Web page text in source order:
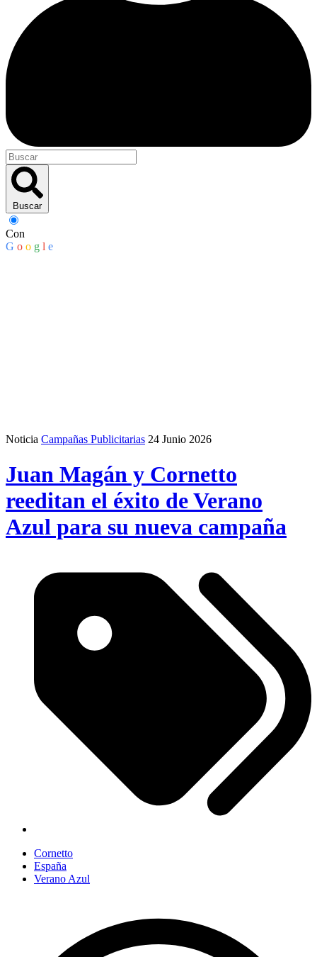
Buscar
Con
G o o g l e
Noticia Campañas Publicitarias 24 Junio 2026
Juan Magán y Cornetto
reeditan el éxito de Verano
Azul para su nueva campaña
Cornetto
España
Verano Azul